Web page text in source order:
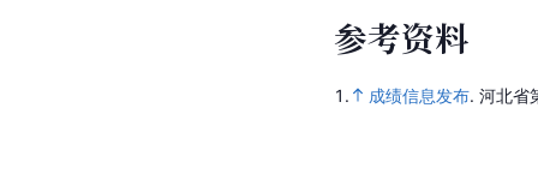
参考资料
1. 成绩信息发布. 河北省